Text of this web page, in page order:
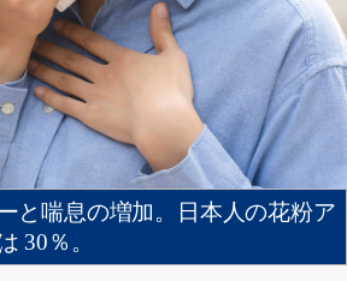
と喘息の増加。日本人の花粉ア
30％。